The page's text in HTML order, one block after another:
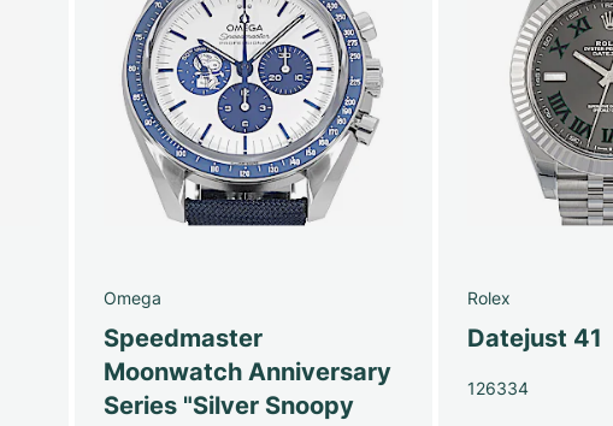
Omega
Speedmaster
Moonwatch Anniversary
Series "Silver Snoopy
Rolex
Datejust 41
126334